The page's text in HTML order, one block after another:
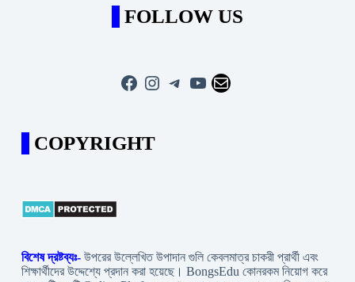
FOLLOW US
Facebook
Instagram
Telegram
YouTube
Mail
COPYRIGHT
বিশেষ দ্রষ্টব্যঃ- উপরের উল্লেখিত উপাদান গুলি কেবলমাত্র চাকরী প্রার্থী এবং
শিক্ষার্থীদের উদ্দেশ্যে প্রদান করা হয়েছে। BongsEdu কোনরকম নিয়োগ করে